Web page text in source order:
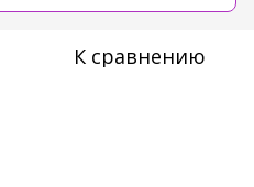
К сравнению